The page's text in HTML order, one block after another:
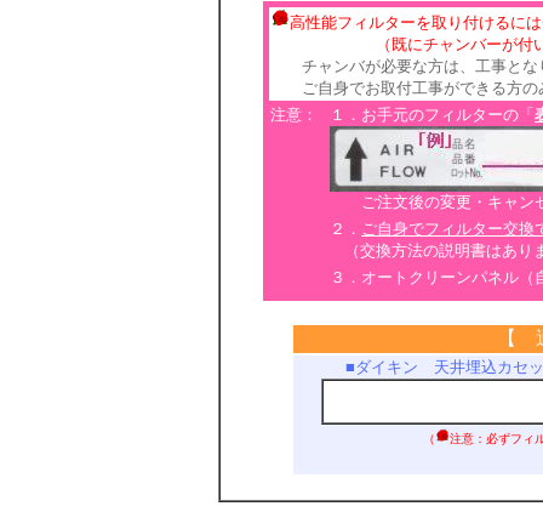
高性能フィルターを取り付けるに
（既にチャンバーが付いてい
チャンバが必要な方は、工事とな
ご自身でお取付工事ができる方の
注意：
１．お手元のフィルターの「
ご注文後の変更・キャン
２． ご自身でフィルター交換
（交換方法の説明書はあり
３．オートクリーンパネル
【
■ダイキン 天井埋込カセ
（ 注意：必ずフィ